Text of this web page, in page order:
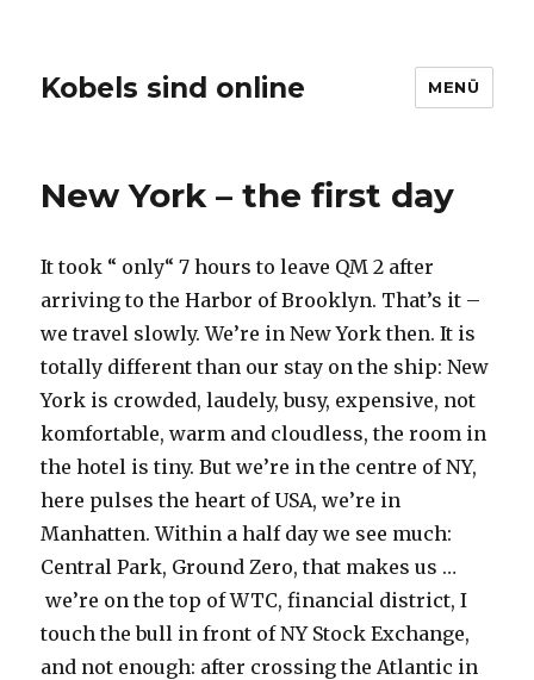
Kobels sind online MENÜ
New York – the first day
It took “ only“ 7 hours to leave QM 2 after
arriving to the Harbor of Brooklyn. That’s it –
we travel slowly. We’re in New York then. It is
totally different than our stay on the ship: New
York is crowded, laudely, busy, expensive, not
komfortable, warm and cloudless, the room in
the hotel is tiny. But we’re in the centre of NY,
here pulses the heart of USA, we’re in
Manhatten. Within a half day we see much:
Central Park, Ground Zero, that makes us …
we’re on the top of WTC, financial district, I
touch the bull in front of NY Stock Exchange,
and not enough: after crossing the Atlantic in